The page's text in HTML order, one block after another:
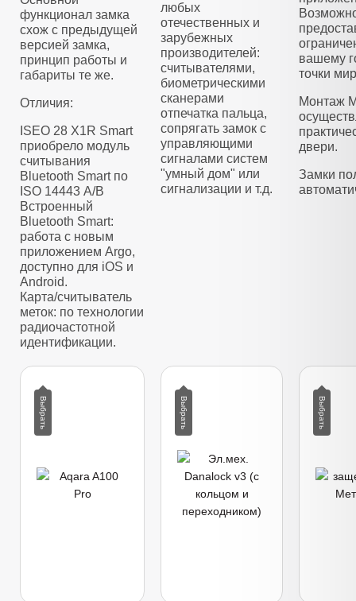
функционал замка
схож с предыдущей
версией замка,
принцип работы и
габариты те же.
Отличия:
ISEO 28 X1R Smart
приобрело модуль
считывания
Bluetooth Smart по
ISO 14443 А/B
Встроенный
Bluetooth Smart:
работа с новым
приложением Argo,
доступно для iOS и
Android.
Карта/считыватель
меток: по технологии
радиочастотной
идентификации.
любых
отечественных и
зарубежных
производителей:
считывателями,
биометрическими
сканерами
отпечатка пальца,
сопрягать замок с
управляющими
сигналами систем
"умный дом" или
сигнализации и т.д.
вашему
точки
Монтаж
двери.
Замки